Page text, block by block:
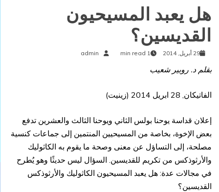
هل يعبد المسيحيون
القديسين؟
29 أبريل, 2014 1 min read
admin
بقلم د. روبير شعيب
الفاتيكان, 28 ابريل 2014 ( زينيت)
إعلان قداسة يوحنا بولس الثاني ويوحنا الثالث والعشرين تدفع
بعض الإخوة، بخاصة من المسيحيين المنتمين إلى جماعات كنسية
مصلحة، إلى التساؤل عن معنى وصحة ما يقوم به الكاثوليك
والأرثوذكس من تكريم للقديسين. السؤال ليس حديثًا وهو يُطرح
في مجالات عدة: هل يعبد المسيحيون الكاثوليك والأرثوذكس
القديسين؟